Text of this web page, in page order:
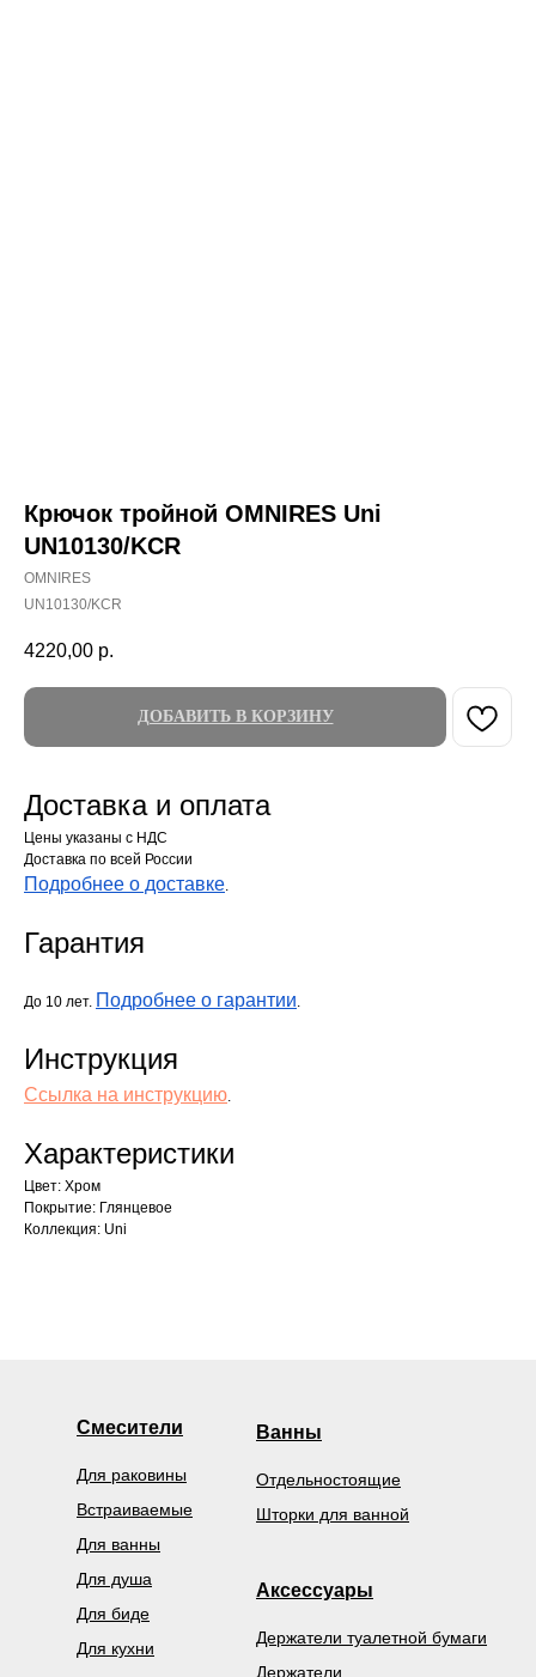
Крючок тройной OMNIRES Uni
UN10130/KCR
OMNIRES
UN10130/KCR
4220,00 р.
ДОБАВИТЬ В КОРЗИНУ
Доставка и оплата
Цены указаны с НДС
Доставка по всей России
Подробнее о доставке.
Гарантия
До 10 лет. Подробнее о гарантии.
Инструкция
Ссылка на инструкцию.
Характеристики
Цвет: Хром
Покрытие: Глянцевое
Коллекция: Uni
Смесители
Держатели
Держатели туалетной бумаги
Встраиваемые
Для биде
Для ванны
Для душа
Для раковины
Для кухни
Ванны
Отдельностоящие
Шторки для ванной
Аксессуары